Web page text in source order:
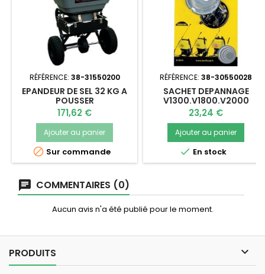
RÉFÉRENCE: 38-31550200
EPANDEUR DE SEL 32 KG A
POUSSER
Prix
171,62 €
Ajouter au panier
 Sur commande
RÉFÉRENCE: 38-30550028
SACHET DEPANNAGE
V1300.V1800.V2000
212310
Prix
23,24 €
Ajouter au panier
 En stock
COMMENTAIRES (0)
Aucun avis n'a été publié pour le moment.
PRODUITS 